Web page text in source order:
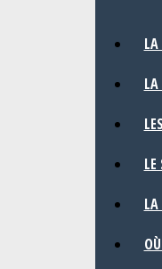
LA
LA
LE